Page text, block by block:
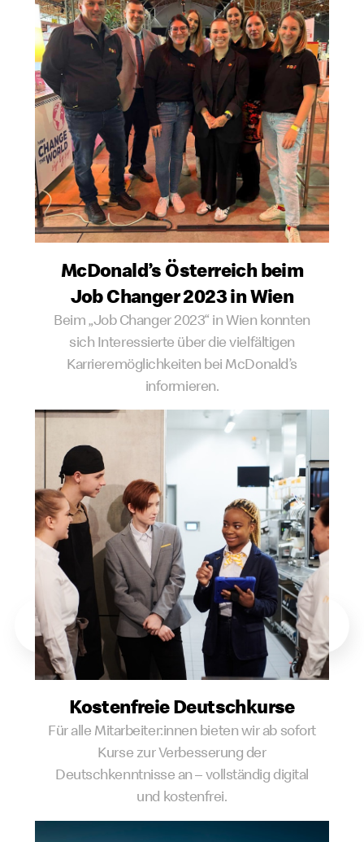
McDonald’s Österreich beim
Job Changer 2023 in Wien
Beim „Job Changer 2023“ in Wien konnten
sich Interessierte über die vielfältigen
Karrieremöglichkeiten bei McDonald’s
informieren.
Kostenfreie Deutschkurse
Für alle Mitarbeiter:innen bieten wir ab sofort
Kurse zur Verbesserung der
Deutschkenntnisse an – vollständig digital
und kostenfrei.